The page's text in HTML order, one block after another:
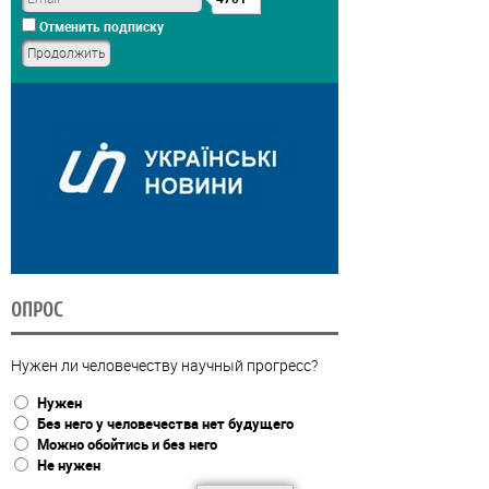
Отменить подписку
ОПРОС
Нужен ли человечеству научный прогресс?
Нужен
Без него у человечества нет будущего
Можно обойтись и без него
Не нужен